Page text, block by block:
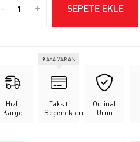
- + SEPETE EKLE
Hızlı
Kargo
Taksit
Seçenekleri
9AYA VARAN
Orijinal
Ürün